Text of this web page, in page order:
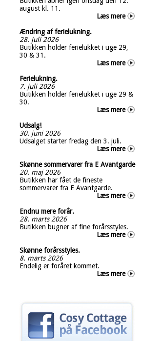
august kl. 11.
Læs mere
Ændring af ferielukning.
28. juli 2026
Butikken holder ferielukket i uge 29,
30 & 31.
Læs mere
Ferielukning.
7. juli 2026
Butikken holder ferielukket i uge 29 &
30.
Læs mere
Udsalg!
30. juni 2026
Udsalget starter fredag den 3. juli.
Læs mere
Skønne sommervarer fra E Avantgarde
20. maj 2026
Butikken har fået de fineste
sommervarer fra E Avantgarde.
Læs mere
Endnu mere forår.
28. marts 2026
Butikken bugner af fine forårsstyles.
Læs mere
Skønne forårsstyles.
8. marts 2026
Endelig er foråret kommet.
Læs mere